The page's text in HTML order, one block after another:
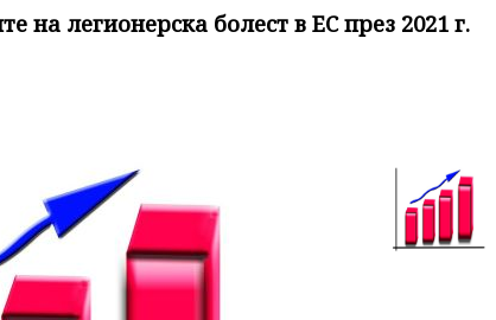
на легионерска болест в ЕС през 2021 г.